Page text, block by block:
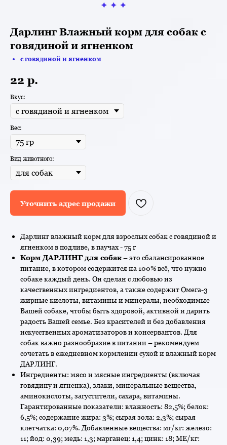
Дарлинг Влажный корм для собак с
говядиной и ягненком
с говядиной и ягненком
22 р.
Вкус:
Вес:
Вид животного:
Уточнить адрес продажи
Дарлинг влажный корм для взрослых собак с говядиной и
ягненком в подливе, в паучах - 75 г
Корм ДАРЛИНГ для собак– это сбалансированное
питание, в котором содержится на 100% всё, что нужно
собаке каждый день. Он сделан с любовью из
качественных ингредиентов, а также содержит Омега-3
жирные кислоты, витамины и минералы, необходимые
Вашей собаке, чтобы быть здоровой, активной и дарить
радость Вашей семье. Без красителей и без добавления
искусственных ароматизаторов и консервантов. Для
собак важно разнообразие в питании – рекомендуем
сочетать в ежедневном кормлении сухой и влажный корм
ДАРЛИНГ.
Ингредиенты: мясо и мясные ингредиенты (включая
говядину и ягненка), злаки, минеральные вещества,
аминокислоты, загустители, сахара, витамины.
Гарантированные показатели: влажность: 82,5%; белок:
6,5%; содержание жира: 3%; сырая зола: 2,3%; сырая
клетчатка: 0,07%. Добавленные вещества: мг/кг: железо:
11; йод: 0,39; медь: 1,3; марганец: 1,4; цинк: 18; МЕ/кг: